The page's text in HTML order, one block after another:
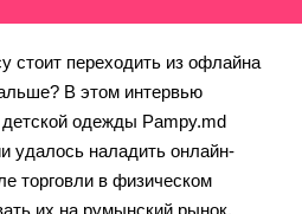
стоит переходить из офлайна
В этом интервью
одежды Pampy.md
удалось наладить онлайн-
торговли в физическом
их на румынский рынок.